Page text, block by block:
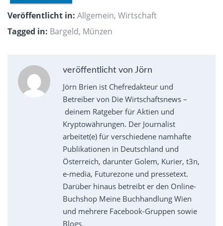
Veröffentlicht in: Allgemein, Wirtschaft
Tagged in: Bargeld, Münzen
veröffentlicht von Jörn
Jörn Brien ist Chefredakteur und
Betreiber von Die Wirtschaftsnews –
deinem Ratgeber für Aktien und
Kryptowährungen. Der Journalist
arbeitet(e) für verschiedene namhafte
Publikationen in Deutschland und
Österreich, darunter Golem, Kurier, t3n,
e-media, Futurezone und pressetext.
Darüber hinaus betreibt er den Online-
Buchshop Meine Buchhandlung Wien
und mehrere Facebook-Gruppen sowie
Blogs.